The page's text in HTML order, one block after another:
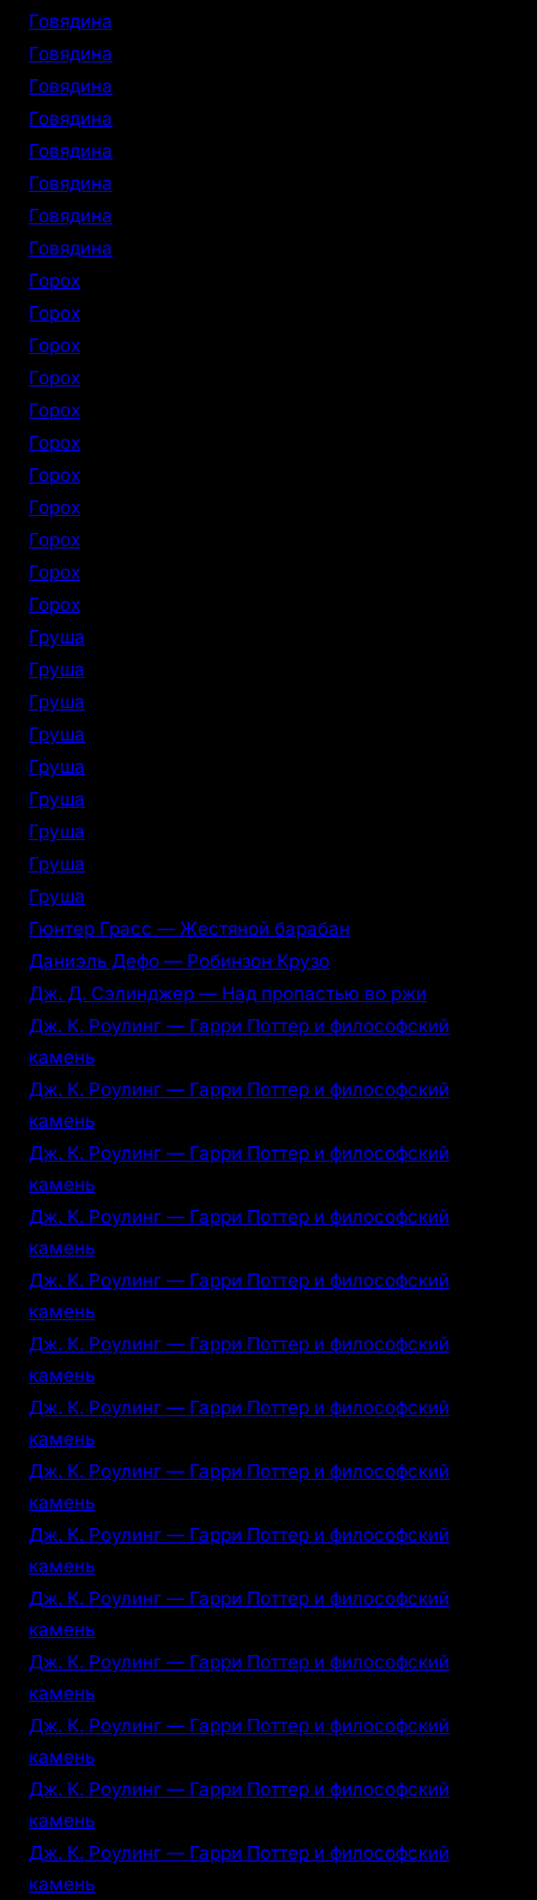
Говядина
Говядина
Говядина
Говядина
Говядина
Говядина
Говядина
Говядина
Горох
Горох
Горох
Горох
Горох
Горох
Горох
Горох
Горох
Горох
Горох
Груша
Груша
Груша
Груша
Груша
Груша
Груша
Груша
Груша
Гюнтер Грасс — Жестяной барабан
Даниэль Дефо — Робинзон Крузо
Дж. Д. Сэлинджер — Над пропастью во ржи
Дж. К. Роулинг — Гарри Поттер и философский
камень
Дж. К. Роулинг — Гарри Поттер и философский
камень
Дж. К. Роулинг — Гарри Поттер и философский
камень
Дж. К. Роулинг — Гарри Поттер и философский
камень
Дж. К. Роулинг — Гарри Поттер и философский
камень
Дж. К. Роулинг — Гарри Поттер и философский
камень
Дж. К. Роулинг — Гарри Поттер и философский
камень
Дж. К. Роулинг — Гарри Поттер и философский
камень
Дж. К. Роулинг — Гарри Поттер и философский
камень
Дж. К. Роулинг — Гарри Поттер и философский
камень
Дж. К. Роулинг — Гарри Поттер и философский
камень
Дж. К. Роулинг — Гарри Поттер и философский
камень
Дж. К. Роулинг — Гарри Поттер и философский
камень
Дж. К. Роулинг — Гарри Поттер и философский
камень